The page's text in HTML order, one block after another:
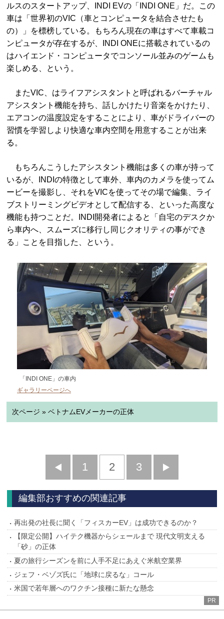
ルスのスタートアップ、INDI EVの「INDI ONE」だ。この
車は「世界初のVIC（車とコンピュータを結合させたも
の）」を標榜している。もちろん現在の車はすべて車載コ
ンピュータが存在するが、INDI ONEに搭載されているの
はハイエンド・コンピュータでコンソール並みのゲームも
楽しめる、という。
またVIC、はライフアシスタントと呼ばれるバーチャル
アシスタント機能を持ち、話しかけたり音楽をかけたり、
エアコンの温度設定をすることにより、車がドライバーの
習慣を学習しより快適な車内空間を用意することが出来
る。
もちろんこうしたアシスタント機能は多くの車が持って
いるが、INDIの特徴として車外、車内のカメラを使ってム
ービーを撮影し、それをVICを使ってその場で編集、ライ
ブストリーミングビデオとして配信する、といった高度な
機能も持つことだ。INDI開発者によると「自宅のデスクか
ら車内へ、スムーズに移行し同じクオリティの事ができ
る」ことを目指した、という。
「INDI ONE」の車内
ギャラリーページへ
次ページ » ベトナムEVメーカーの正体
前
へ
1 2 3
へ
編集部おすすめの関連記事
再出発の社長に聞く「フィスカーEV」は成功できるのか？
【限定公開】ハイテク機器からシェールまで 現代文明支える
「砂」の正体
夏の旅行シーズンを前に人手不足にあえぐ米航空業界
ジェフ・ベゾズ氏に「地球に戻るな」コール
米国で若年層へのワクチン接種に新たな懸念
PR